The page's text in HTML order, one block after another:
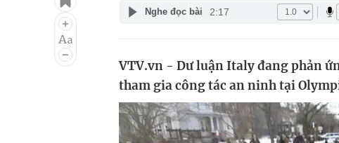
Điện ảnh
Âm nhạc
Du lịch
Chất lượng cuộc sống
Nghe đọc bài 2:17
VTV.vn - Dư luận Italy đang phản
tham gia công tác an ninh tại